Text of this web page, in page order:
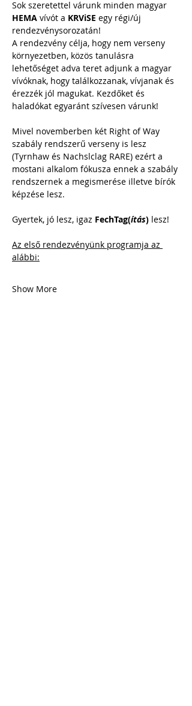
Sok szeretettel várunk minden magyar
HEMA vívót a KRViSE egy régi/új
rendezvénysorozatán!
A rendezvény célja, hogy nem verseny
környezetben, közös tanulásra
lehetőséget adva teret adjunk a magyar
vívóknak, hogy találkozzanak, vívjanak és
érezzék jól magukat. Kezdőket és
haladókat egyaránt szívesen várunk!
Mivel novemberben két Right of Way
szabály rendszerű verseny is lesz
(Tyrnhaw és Nachslclag RARE) ezért a
mostani alkalom fókusza ennek a szabály
rendszernek a megismerése illetve bírók
képzése lesz.
Gyertek, jó lesz, igaz FechTag(ítás) lesz!
Az első rendezvényünk programja az
alábbi:
Show More